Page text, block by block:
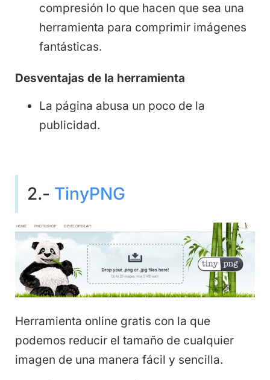
compresión lo que hacen que sea una
herramienta para comprimir imágenes
fantásticas.
Desventajas de la herramienta
La página abusa un poco de la
publicidad.
2.- TinyPNG
Herramienta online gratis con la que
podemos reducir el tamaño de cualquier
imagen de una manera fácil y sencilla.